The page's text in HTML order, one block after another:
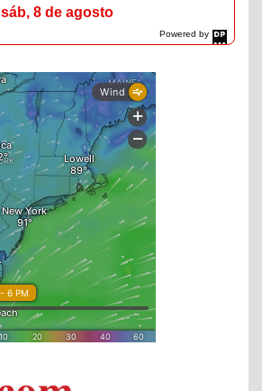
Powered by
DaysPedia.com
sáb, 8 de agosto